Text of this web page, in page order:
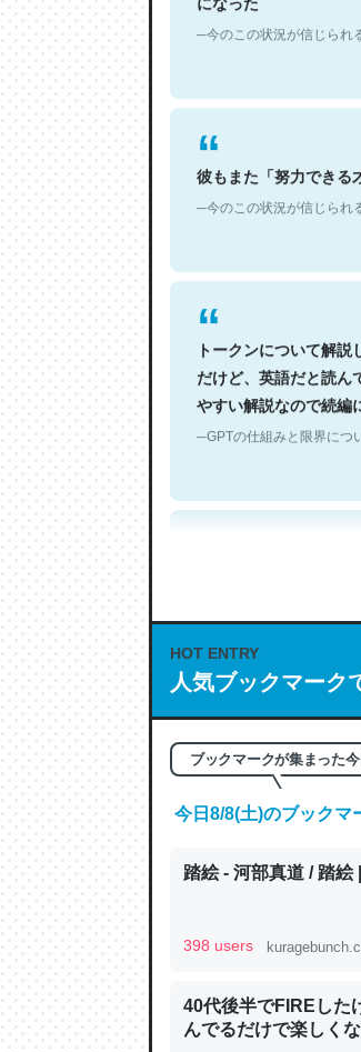
─今のこの状況が信じられ
彼もまた「努力できる
─今のこの状況が信じられ
トークンについて解説
だけど、英語だと読
やすい解説なので続編
─GPTの仕組みと限界につ
これは良記事。32768
の伏線」は回収され
やすく強くなりそう
の600分の1程度。
─ニュース :: 【研究発表
HOT ENTRY
人気ブックマーク
ブックマークが集まった
今日8/8(土)のブックマ
踏絵 - 河部真道 / 踏絵
398 users
40代後半でFIREした
んでるだけで楽しく